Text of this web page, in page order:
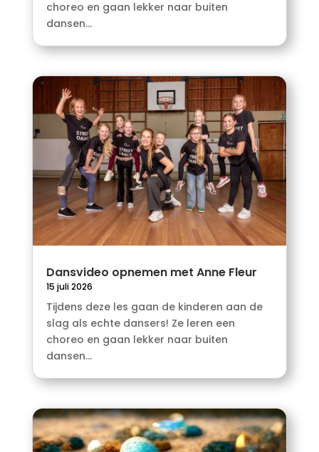
choreo en gaan lekker naar buiten
dansen...
Dansvideo opnemen met Anne Fleur
15 juli 2026
Tijdens deze les gaan de kinderen aan de
slag als echte dansers! Ze leren een
choreo en gaan lekker naar buiten
dansen...